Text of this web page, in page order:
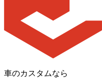
車のカスタムなら